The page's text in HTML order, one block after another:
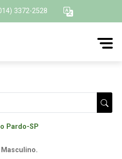
3372-2528
Pardo-SP